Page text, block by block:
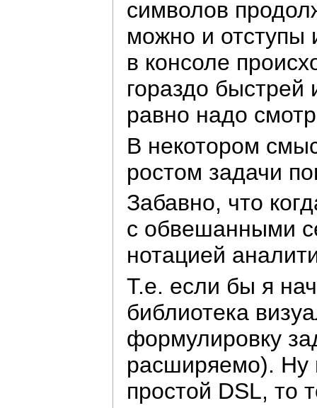
символов
можно и отступы
в консоле
гораздо быстрей
равно надо
В некотором
ростом задачи
Забавно, что
с обвешанными
нотацией
Т.е. если бы я
библиотека
формулировку
расширяемо). Ну
простой DSL, то